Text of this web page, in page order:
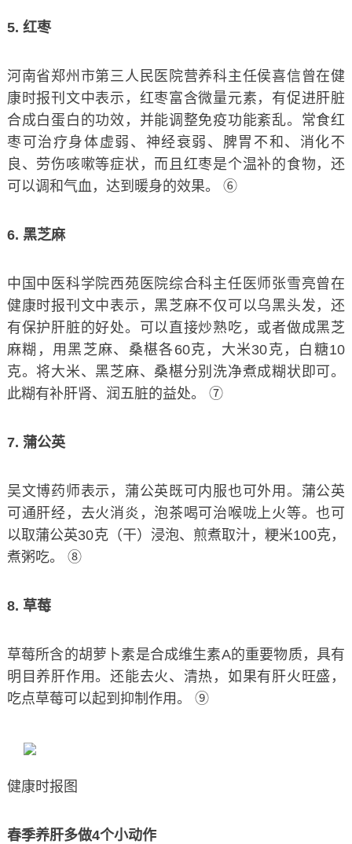
5. 红枣
河南省郑州市第三人民医院营养科主任侯喜信曾在健
康时报刊文中表示，红枣富含微量元素，有促进肝脏
合成白蛋白的功效，并能调整免疫功能紊乱。常食红
枣可治疗身体虚弱、神经衰弱、脾胃不和、消化不
良、劳伤咳嗽等症状，而且红枣是个温补的食物，还
可以调和气血，达到暖身的效果。 ⑥
6. 黑芝麻
中国中医科学院西苑医院综合科主任医师张雪亮曾在
健康时报刊文中表示，黑芝麻不仅可以乌黑头发，还
有保护肝脏的好处。可以直接炒熟吃，或者做成黑芝
麻糊，用黑芝麻、桑椹各60克，大米30克，白糖10
克。将大米、黑芝麻、桑椹分别洗净煮成糊状即可。
此糊有补肝肾、润五脏的益处。 ⑦
7. 蒲公英
吴文博药师表示，蒲公英既可内服也可外用。蒲公英
可通肝经，去火消炎，泡茶喝可治喉咙上火等。也可
以取蒲公英30克（干）浸泡、煎煮取汁，粳米100克，
煮粥吃。 ⑧
8. 草莓
草莓所含的胡萝卜素是合成维生素A的重要物质，具有
明目养肝作用。还能去火、清热，如果有肝火旺盛，
吃点草莓可以起到抑制作用。 ⑨
健康时报图
春季养肝多做4个小动作